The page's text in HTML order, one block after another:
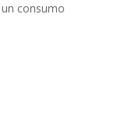
consumo